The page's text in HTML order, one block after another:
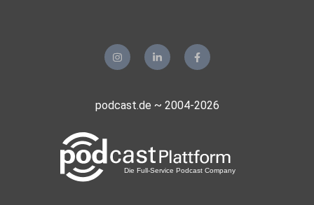
podcast.de ~ 2004-2026